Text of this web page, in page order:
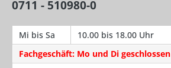
0711 - 510980-0
Mi bis Sa
10.00 bis 18.00 Uhr
Fachgeschäft: Mo und Di geschlossen